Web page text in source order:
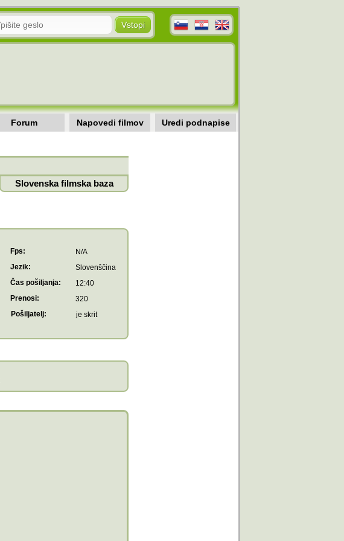
Forum Napovedi filmov Uredi podnapise
Slovenska filmska baza
Fps:
N/A
Jezik:
Slovenščina
Čas pošiljanja:
12:40
Prenosi:
320
Pošiljatelj:
je skrit